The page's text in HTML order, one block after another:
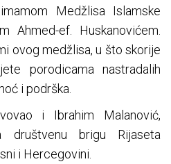
Medžlisa Islamske
Ahmed-ef. Huskanovićem.
ovog medžlisa, u što skorije
porodicama nastradalih
i podrška.
i Ibrahim Malanović,
društvenu brigu Rijaseta
i Hercegovini.